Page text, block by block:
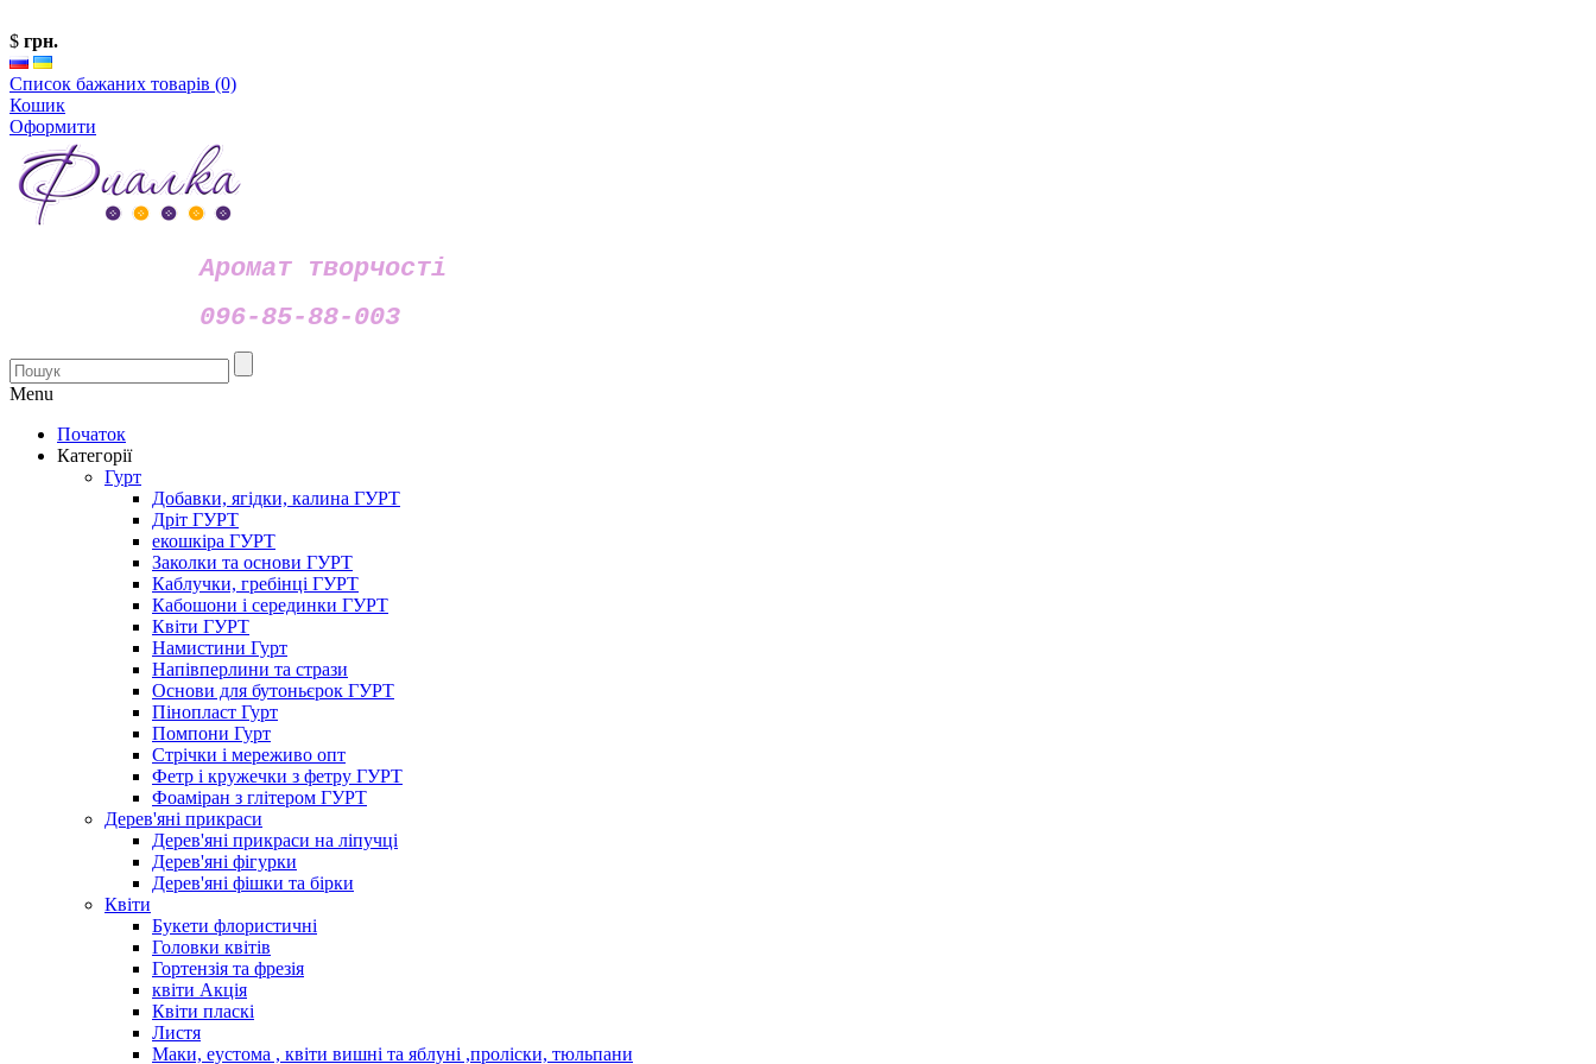
$ грн.
Список бажаних товарів (0)
Кошик
Оформити
Аромат творчості
096-85-88-003
Menu
Початок
Категорії
Гурт
Добавки, ягідки, калина ГУРТ
Дріт ГУРТ
екошкіра ГУРТ
Заколки та основи ГУРТ
Каблучки, гребінці ГУРТ
Кабошони і серединки ГУРТ
Квіти ГУРТ
Намистини Гурт
Напівперлини та стрази
Основи для бутоньєрок ГУРТ
Пінопласт Гурт
Помпони Гурт
Стрічки і мереживо опт
Фетр і кружечки з фетру ГУРТ
Фоаміран з глітером ГУРТ
Дерев'яні прикраси
Дерев'яні прикраси на ліпучці
Дерев'яні фігурки
Дерев'яні фішки та бірки
Квіти
Букети флористичні
Головки квітів
Гортензія та фрезія
квіти Акція
Квіти пласкі
Листя
Маки, еустома , квіти вишні та яблуні ,проліски, тюльпани